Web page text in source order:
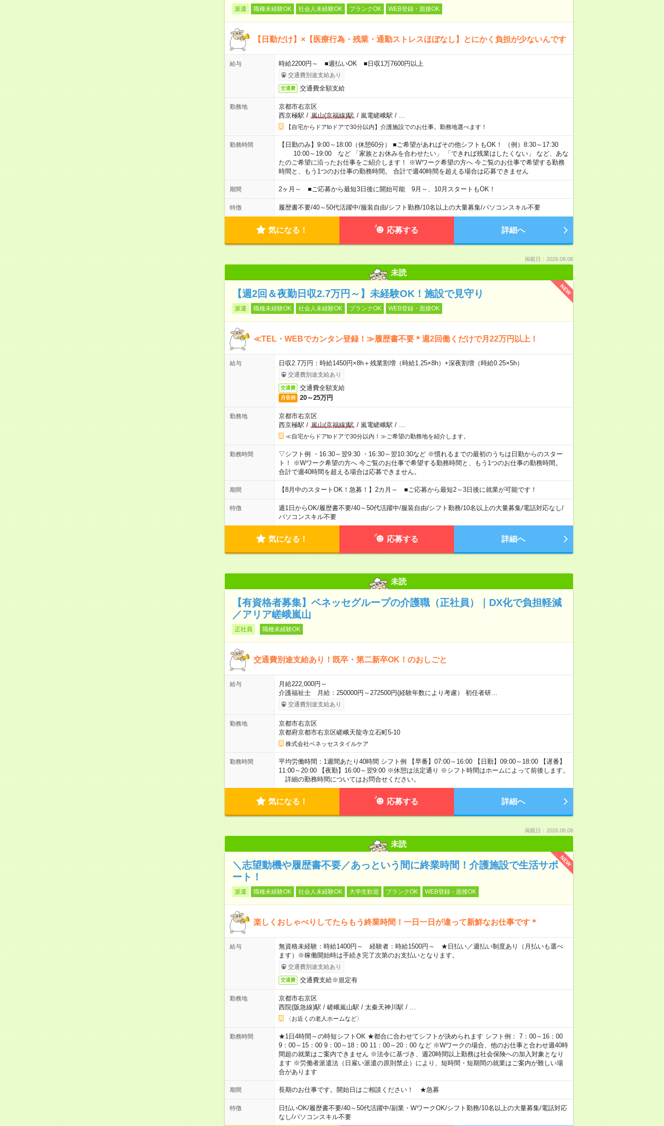
派遣 職種未経験OK 社会人未経験OK ブランクOK WEB登録・面接OK
【日勤だけ】×【医療行為・残業・通勤ストレスほぼなし】とにかく負担が少ないんです
給与 時給2200円～ ■週払いOK ■日収1万7600円以上
交通費別途支給あり
交通費 交通費全額支給
勤務地
京都市右京区
西京極駅 / 嵐山(京福線)駅/ 嵐電嵯峨駅 /
【自宅からドアtoドアで30分以内】介護施設でのお仕事。勤務地選べます！
勤務時間
【日勤のみ】9:00～18:00（休憩60分） ■ご希望があればその他シフトもOK！ （例）8:30～17:30
10:00～19:00 など 「家族とお休みを合わせたい」 「できれば残業はしたくない」 など、あな
たのご希望に沿ったお仕事をご紹介します！ ※Wワーク希望の方へ 今ご覧のお仕事で希望する勤務
時間と、もう1つのお仕事の勤務時間。 合計で週40時間を超える場合は応募できません
期間 2ヶ月～ ■ご応募から最短3日後に開始可能 9月～、10月スタートもOK！
特徴 履歴書不要/40～50代活躍中/服装自由/シフト勤務/10名以上の大量募集/パソコンスキル不要
気になる！ 応募する 詳細へ
掲載日：2026.08.08
未読
NEW
【週2回＆夜勤日収2.7万円～】未経験OK！施設で見守り
派遣 職種未経験OK 社会人未経験OK ブランクOK WEB登録・面接OK
≪TEL・WEBでカンタン登録！≫履歴書不要＊週2回働くだけで月22万円以上！
給与 日収2.7万円：時給1450円×8h＋残業割増（時給1.25×8h）+深夜割増（時給0.25×5h）
交通費別途支給あり
交通費 交通費全額支給
月収例 20～25万円
勤務地
京都市右京区
西京極駅 / 嵐山(京福線)駅/ 嵐電嵯峨駅 /
≪自宅からドアtoドアで30分以内！≫ご希望の勤務地を紹介します。
勤務時間
▽シフト例 ・16:30～翌9:30 ・16:30～翌10:30など ※慣れるまでの最初のうちは日勤からのスター
ト！ ※Wワーク希望の方へ 今ご覧のお仕事で希望する勤務時間と、もう1つのお仕事の勤務時間。
合計で週40時間を超える場合は応募できません。
期間 【8月中のスタートOK！急募！】2カ月～ ■ご応募から最短2～3日後に就業が可能です！
特徴 週1日からOK/履歴書不要/40～50代活躍中/服装自由/シフト勤務/10名以上の大量募集/電話対応なし/
パソコンスキル不要
気になる！ 応募する 詳細へ
未読
【有資格者募集】ベネッセグループの介護職（正社員）｜DX化で負担軽減
／アリア嵯峨嵐山
正社員 職種未経験OK
交通費別途支給あり！既卒・第二新卒OK！のおしごと
給与
月給222,000円～
介護福祉士 月給：250000円～272500円(経験年数により考慮） 初任者研…
交通費別途支給あり
勤務地
京都市右京区
京都府京都市右京区嵯峨天龍寺立石町5-10
株式会社ベネッセスタイルケア
勤務時間
平均労働時間：1週間あたり40時間 シフト例 【早番】07:00～16:00 【日勤】09:00～18:00 【遅番】
11:00～20:00 【夜勤】16:00～翌9:00 ※休憩は法定通り ※シフト時間はホームによって前後します。
詳細の勤務時間についてはお問合せください。
気になる！ 応募する 詳細へ
掲載日：2026.08.08
未読
NEW
＼志望動機や履歴書不要／あっという間に終業時間！介護施設で生活サポ
ート！
派遣 職種未経験OK 社会人未経験OK 大学生歓迎 ブランクOK WEB登録・面接OK
楽しくおしゃべりしてたらもう終業時間！一日一日が違って新鮮なお仕事です＊
給与
無資格未経験：時給1400円～ 経験者：時給1500円～ ★日払い／週払い制度あり（月払いも選べ
ます）※稼働開始時は手続き完了次第のお支払いとなります。
交通費別途支給あり
交通費 交通費支給※規定有
勤務地
京都市右京区
西院(阪急線)駅 / 嵯峨嵐山駅 / 太秦天神川駅 /
〈お近くの老人ホームなど〉
勤務時間
★1日4時間～の時短シフトOK ★都合に合わせてシフトが決められます シフト例： 7：00～16：00
9：00～15：00 9：00～18：00 11：00～20：00 など ※Wワークの場合、他のお仕事と合わせ週40時
間超の就業はご案内できません ※法令に基づき、週20時間以上勤務は社会保険への加入対象となり
ます ※労働者派遣法（日雇い派遣の原則禁止）により、短時間・短期間の就業はご案内が難しい場
合があります
期間 長期のお仕事です。開始日はご相談ください！ ★急募
特徴 日払いOK/履歴書不要/40～50代活躍中/副業・WワークOK/シフト勤務/10名以上の大量募集/電話対応
なし/パソコンスキル不要